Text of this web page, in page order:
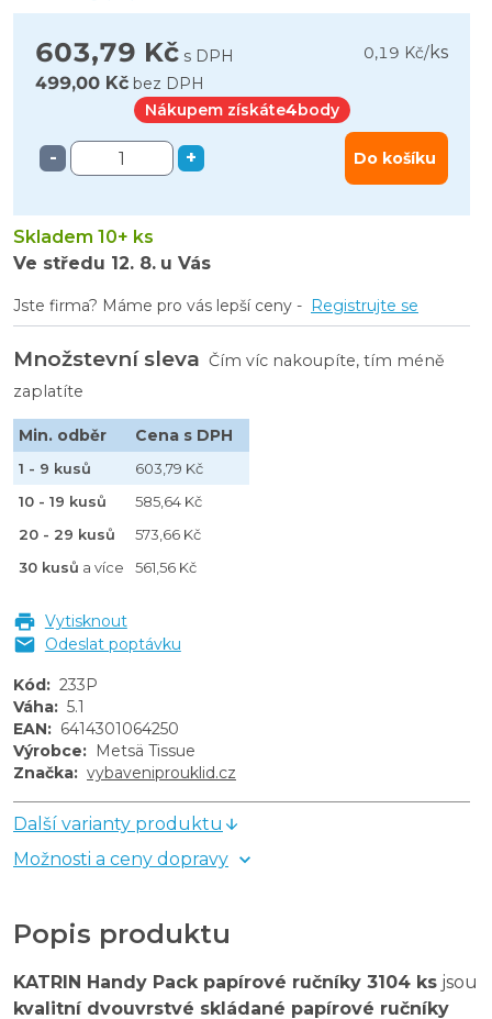
603,79 Kč s DPH 0,19 Kč/ks
499,00 Kč bez DPH
Nákupem získáte4body
- + Do košíku
Skladem 10+ ks
Ve středu 12. 8. u Vás
Jste firma? Máme pro vás lepší ceny - Registrujte se
Množstevní sleva Čím víc nakoupíte, tím méně
zaplatíte
Min. odběr Cena s DPH
1 - 9 kusů
603,79 Kč
10 - 19 kusů
585,64 Kč
20 - 29 kusů
573,66 Kč
30 kusů a více 561,56 Kč
Vytisknout
Odeslat poptávku
Kód: 233P
Váha: 5.1
EAN: 6414301064250
Výrobce: Metsä Tissue
Značka: vybaveniprouklid.cz
Další varianty produktu
Možnosti a ceny dopravy
Popis produktu
KATRIN Handy Pack papírové ručníky 3104 ks jsou
kvalitní dvouvrstvé skládané papírové ručníky